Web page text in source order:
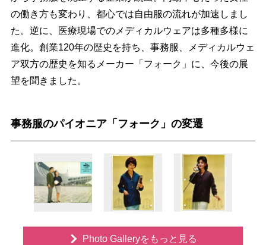
の働き方も変わり、都心では自由服の流れが加速しまし
た。逆に、医療現場でのメディカルウェアは多種多様に
進化。創業120年の歴史を持ち、事務服、メディカルウェ
ア双方の歴史を知るメーカー「フォーク」に、今後の展
望を聞きました。
事務服のパイオニア「フォーク」の変遷
Photo Galleryをもっと見る